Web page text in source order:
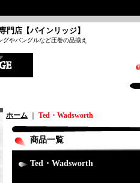
門店【パインリッジ】
やバングルなど圧巻の品揃え
ホーム Ted・Wadsworth
商品一覧
Ted・Wadsworth